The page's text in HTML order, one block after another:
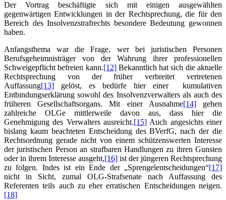
Der Vortrag beschäftigte sich mit einigen ausgewählten
gegenwärtigen Entwicklungen in der Rechtsprechung, die für den
Bereich des Insolvenzstrafrechts besondere Bedeutung gewonnen
haben.
Anfangsthema war die Frage, wer bei juristischen Personen
Berufsgeheimnisträger von der Wahrung ihrer professionellen
Schweigepflicht befreien kann.[12]Bekanntlich hat sich die aktuelle
Rechtsprechung von der früher verbreitet vertretenen
Auffassung[13] gelöst, es bedürfe hier einer kumulativen
Entbindungserklärung sowohl des Insolvenzverwalters als auch des
früheren Gesellschaftsorgans. Mit einer Ausnahme[14]gehen
zahlreiche OLGe mittlerweile davon aus, dass hier die
Genehmigung des Verwalters ausreicht.[15] Auch angesichts einer
bislang kaum beachteten Entscheidung des BVerfG, nach der die
Rechtsordnung gerade nicht von einem schützenswerten Interesse
der juristischen Person an strafbaren Handlungen zu ihren Gunsten
oder in ihrem Interesse ausgeht,[16] ist der jüngeren Rechtsprechung
zu folgen. Indes ist ein Ende der „Sprengelentscheidungen“[17]
nicht in Sicht, zumal OLG-Strafsenate nach Auffassung des
Referenten teils auch zu eher erratischen Entscheidungen neigen.
[18]